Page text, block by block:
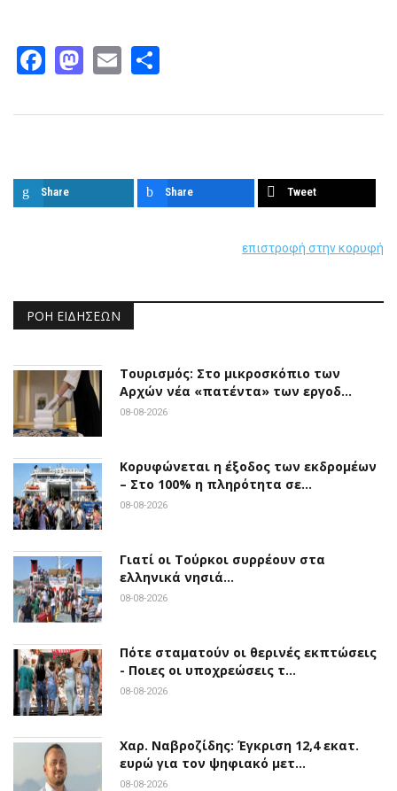
Facebook
Mastodon
Email
Share Share Tweet
επιστροφή στην κορυφή
ΡΟΉ ΕΙΔΉΣΕΩΝ
Τουρισμός: Στο μικροσκόπιο των
Αρχών νέα «πατέντα» των εργοδ…
08-08-2026
Κορυφώνεται η έξοδος των εκδρομέων
– Στο 100% η πληρότητα σε…
08-08-2026
Γιατί οι Τούρκοι συρρέουν στα
ελληνικά νησιά…
08-08-2026
Πότε σταματούν οι θερινές εκπτώσεις
- Ποιες οι υποχρεώσεις τ…
08-08-2026
Χαρ. Ναβροζίδης: Έγκριση 12,4 εκατ.
ευρώ για τον ψηφιακό μετ…
08-08-2026